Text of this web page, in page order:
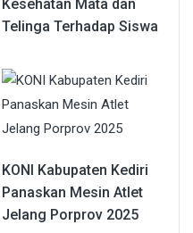
Kesehatan Mata dan
Telinga Terhadap Siswa
KONI Kabupaten Kediri
Panaskan Mesin Atlet
Jelang Porprov 2025